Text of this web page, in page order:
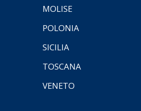
MOLISE
POLONIA
SICILIA
TOSCANA
VENETO